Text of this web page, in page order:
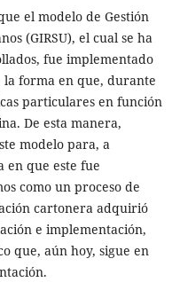
el modelo de Gestión
(GIRSU), el cual se ha
fue implementado
la forma en que, durante
particulares en función
De esta manera,
modelo para, a
en que este fue
como un proceso de
cartonera adquirió
e implementación,
que, aún hoy, sigue en